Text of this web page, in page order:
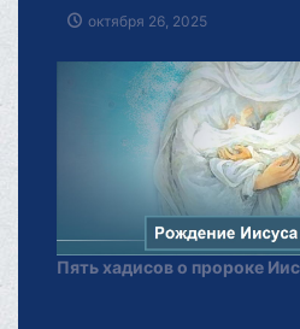
октября 26, 2025
Пять хадисов о пророке